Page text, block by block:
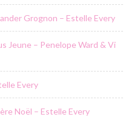
Grognon – Estelle Every
Jeune – Penelope Ward & Vi
Every
Noël – Estelle Every